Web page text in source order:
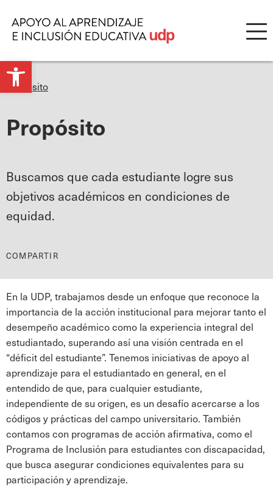
Propósito
Propósito
Buscamos que cada estudiante logre sus
objetivos académicos en condiciones de
equidad.
COMPARTIR
En la UDP, trabajamos desde un enfoque que reconoce la
importancia de la acción institucional para mejorar tanto el
desempeño académico como la experiencia integral del
estudiantado, superando así una visión centrada en el
“déficit del estudiante”. Tenemos iniciativas de apoyo al
aprendizaje para el estudiantado en general, en el
entendido de que, para cualquier estudiante,
independiente de su origen, es un desafío acercarse a los
códigos y prácticas del campo universitario. También
contamos con programas de acción afirmativa, como el
Programa de Inclusión para estudiantes con discapacidad,
que busca asegurar condiciones equivalentes para su
participación y aprendizaje.
Open
toolbar